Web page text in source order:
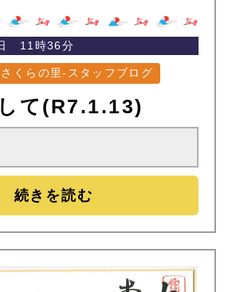
11時36分
くらの里-スタッフブログ
て(R7.1.13)
続きを読む